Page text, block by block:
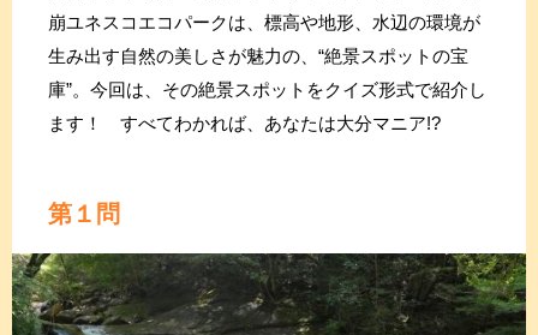
崩ユネスコエコパークは、標高や地形、水辺の環境が
生み出す自然の美しさが魅力の、“絶景スポットの宝
庫”。今回は、その絶景スポットをクイズ形式で紹介し
ます！ すべてわかれば、あなたは大分マニア!?
第１問